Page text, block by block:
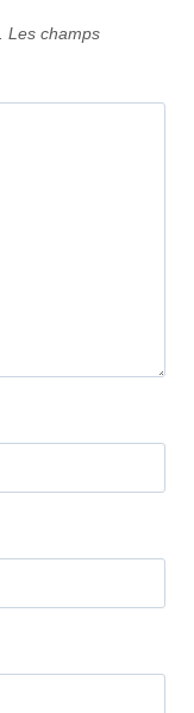
Les champs